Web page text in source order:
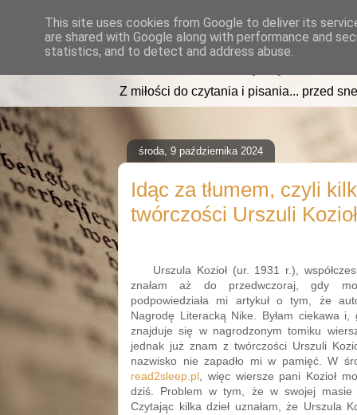
read2sleep.pl
Z miłości do czytania i pisania... przed
środa, 9 października 2024
Idąc za tłumem, czyli
twórczości Urszuli Kozioł
Urszula Kozioł (ur. 1931 r.),
znałam aż do przedwczoraj, gdy
podpowiedziała mi artykuł o tym, że
Nagrodę Literacką Nike. Byłam ciekawa i,
znajduje się w nagrodzonym tomiku
jednak już znam z twórczości Urszuli
nazwisko nie zapadło mi w pamięć. W
read2sleep.pl , więc wiersze pani Kozioł
dziś. Problem w tym, że w swojej masie
Czytając kilka dzieł uznałam, że Urszula
This site uses cookies from Google to deliver its
are shared with Google along with performance and
statistics, and to detect and address abuse.